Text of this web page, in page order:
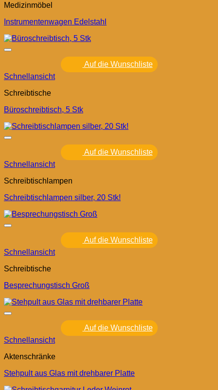
Medizinmöbel
Instrumentenwagen Edelstahl
Auf die Wunschliste
Schnellansicht
Schreibtische
Büroschreibtisch, 5 Stk
Auf die Wunschliste
Schnellansicht
Schreibtischlampen
Schreibtischlampen silber, 20 Stk!
Auf die Wunschliste
Schnellansicht
Schreibtische
Besprechungstisch Groß
Auf die Wunschliste
Schnellansicht
Aktenschränke
Stehpult aus Glas mit drehbarer Platte